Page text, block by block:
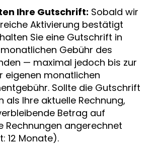
Ihre Gutschrift: Sobald wir
Aktivierung bestätigt
Sie eine Gutschrift in
Gebühr des
— maximal jedoch bis zur
eigenen monatlichen
Sollte die Gutschrift
als Ihre aktuelle Rechnung,
Betrag auf
Rechnungen angerechnet
12 Monate).